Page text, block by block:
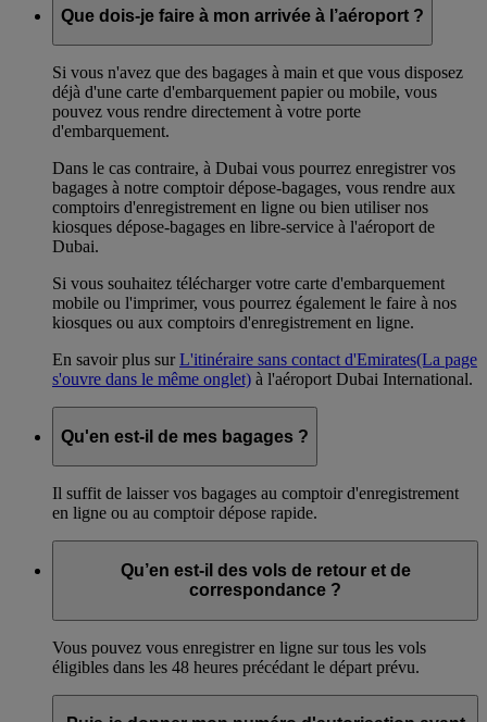
Que dois-je faire à mon arrivée à l’aéroport ?
Si vous n'avez que des bagages à main et que vous disposez
déjà d'une carte d'embarquement papier ou mobile, vous
pouvez vous rendre directement à votre porte
d'embarquement.
Dans le cas contraire, à Dubai vous pourrez enregistrer vos
bagages à notre comptoir dépose-bagages, vous rendre aux
comptoirs d'enregistrement en ligne ou bien utiliser nos
kiosques dépose-bagages en libre-service à l'aéroport de
Dubai.
Si vous souhaitez télécharger votre carte d'embarquement
mobile ou l'imprimer, vous pourrez également le faire à nos
kiosques ou aux comptoirs d'enregistrement en ligne.
En savoir plus surL'itinéraire sans contact d'Emirates(La page
s'ouvre dans le même onglet) à l'aéroport Dubai International.
Qu'en est-il de mes bagages ?
Il suffit de laisser vos bagages au comptoir d'enregistrement
en ligne ou au comptoir dépose rapide.
Qu’en est-il des vols de retour et de
correspondance ?
Vous pouvez vous enregistrer en ligne sur tous les vols
éligibles dans les 48 heures précédant le départ prévu.